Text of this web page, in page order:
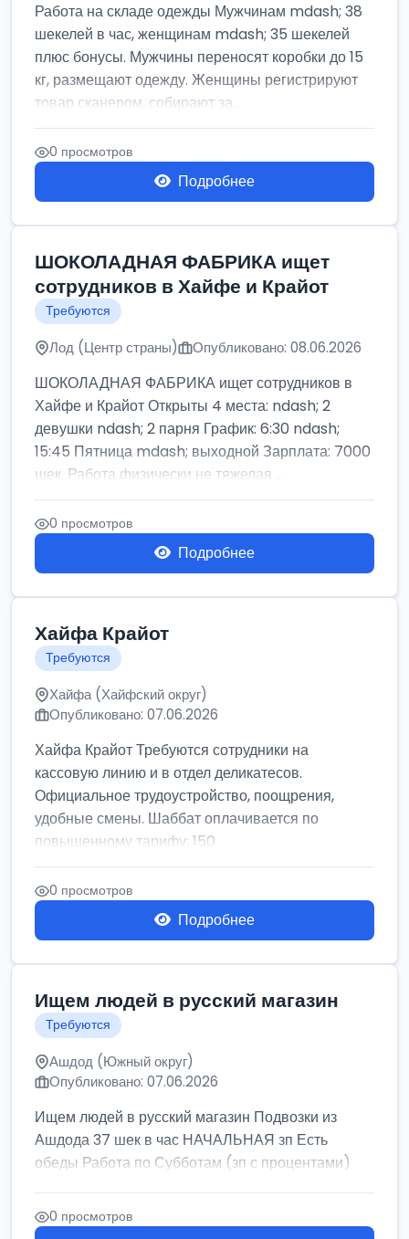
Работа на складе одежды Мужчинам mdash; 38
шекелей в час, женщинам mdash; 35 шекелей
плюс бонусы. Мужчины переносят коробки до 15
кг, размещают одежду. Женщины регистрируют
товар сканером, собирают за...
0 просмотров
Подробнее
ШОКОЛАДНАЯ ФАБРИКА ищет
сотрудников в Хайфе и Крайот
Требуются
Лод (Центр страны) Опубликовано: 08.06.2026
ШОКОЛАДНАЯ ФАБРИКА ищет сотрудников в
Хайфе и Крайот Открыты 4 места: ndash; 2
девушки ndash; 2 парня График: 6:30 ndash;
15:45 Пятница mdash; выходной Зарплата: 7000
шек. Работа физически не тяжелая ...
0 просмотров
Подробнее
Хайфа Крайот
Требуются
Хайфа (Хайфский округ)
Опубликовано: 07.06.2026
Хайфа Крайот Требуются сотрудники на
кассовую линию и в отдел деликатесов.
Официальное трудоустройство, поощрения,
удобные смены. Шаббат оплачивается по
повышенному тарифу: 150
0 просмотров
Подробнее
Ищем людей в русский магазин
Требуются
Ашдод (Южный округ)
Опубликовано: 07.06.2026
Ищем людей в русский магазин Подвозки из
Ашдода 37 шек в час НАЧАЛЬНАЯ зп Есть
обеды Работа по Субботам (зп с процентами)
0 просмотров